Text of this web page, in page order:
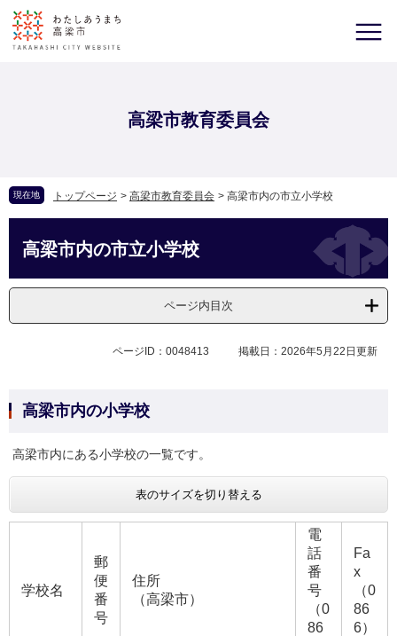
高梁市教育委員会
現在地 トップページ > 高梁市教育委員会 > 高梁市内の市立小学校
高梁市内の市立小学校
ページ内目次
ページID：0048413 掲載日：2026年5月22日更新
高梁市内の小学校
高梁市内にある小学校の一覧です。
表のサイズを切り替える
学校名
郵
便
番
号
住所
（高梁市）
電
話
番
号
（0
86
Fa
x
（0
86
6）